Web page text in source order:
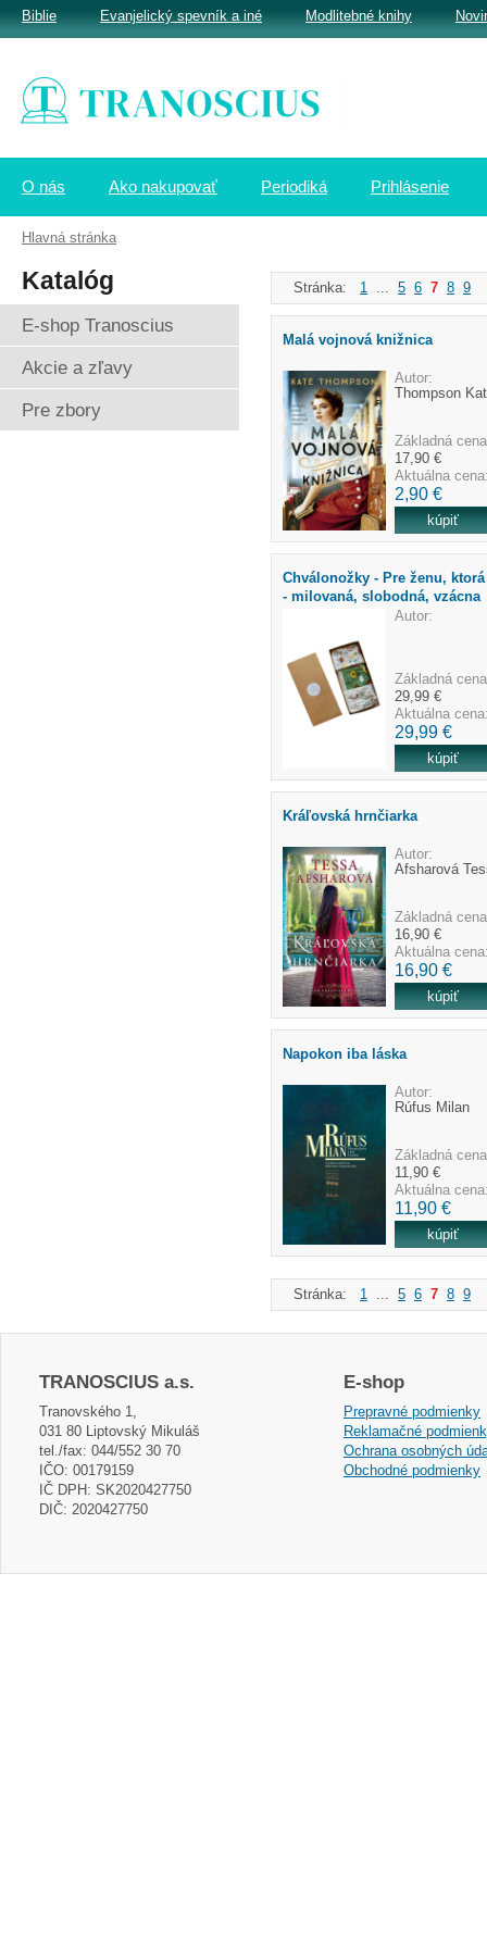
O nás Ako nakupovať Periodiká Prihlásenie
Stránka: 1 ... 5 6 7 8 9
Malá vojnová knižnica
Autor:
Thompson
Základná
17,90 €
Aktuálna
2,90 €
Chválonožky - Pre ženu,
- milovaná, slobodná, vzácna
Autor:
Základná
29,99 €
Aktuálna
29,99 €
Kráľovská hrnčiarka
Autor:
Afsharová
Základná
16,90 €
Aktuálna
16,90 €
Napokon iba láska
Autor:
Rúfus Milan
Základná
11,90 €
Aktuálna
11,90 €
Stránka: 1 ... 5 6 7 8 9
Katalóg
E-shop Tranoscius
Akcie a zľavy
Pre zbory
TRANOSCIUS a.s.
Tranovského 1,
031 80 Liptovský Mikuláš
tel./fax: 044/552 30 70
IČO: 00179159
IČ DPH: SK2020427750
DIČ: 2020427750
E-shop
Prepravné podmienky
Reklamačné
Ochrana osobných
Obchodné podmienky
Biblie Evanjelický spevník a iné Modlitebné knihy
Hlavná stránka